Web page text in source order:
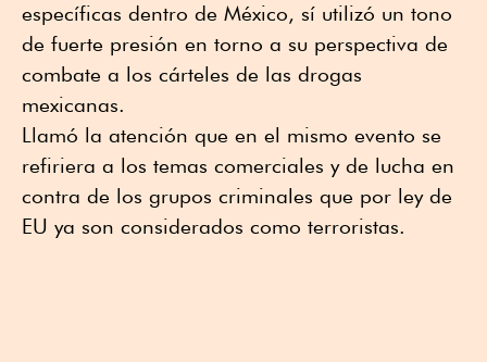
específicas dentro de México, sí utilizó un tono
de fuerte presión en torno a su perspectiva de
combate a los cárteles de las drogas
mexicanas.
Llamó la atención que en el mismo evento se
refiriera a los temas comerciales y de lucha en
contra de los grupos criminales que por ley de
EU ya son considerados como terroristas.